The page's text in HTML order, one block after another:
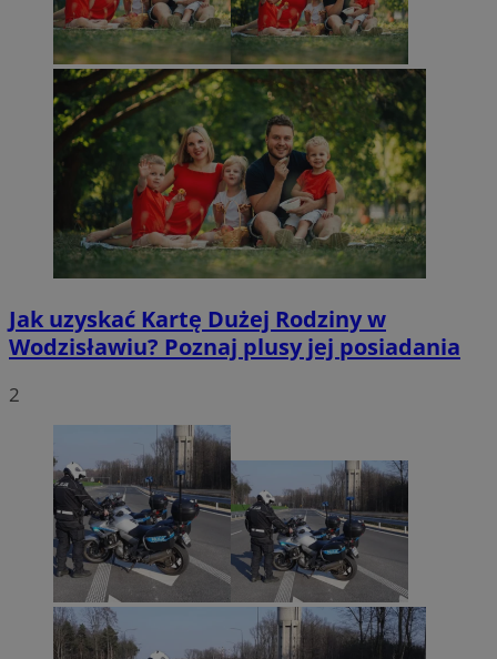
Jak uzyskać Kartę Dużej Rodziny w
Wodzisławiu? Poznaj plusy jej posiadania
2